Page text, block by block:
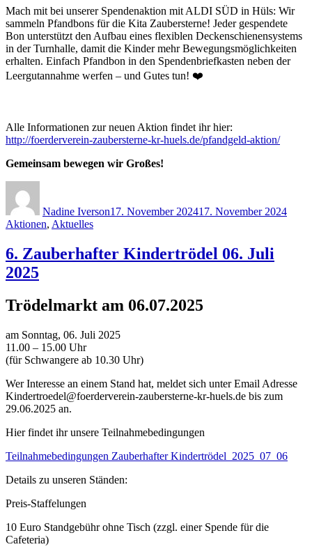
Mach mit bei unserer Spendenaktion mit ALDI SÜD in Hüls: Wir
sammeln Pfandbons für die Kita Zaubersterne! Jeder gespendete
Bon unterstützt den Aufbau eines flexiblen Deckenschienensystems
in der Turnhalle, damit die Kinder mehr Bewegungsmöglichkeiten
erhalten. Einfach Pfandbon in den Spendenbriefkasten neben der
Leergutannahme werfen – und Gutes tun! ❤️
Alle Informationen zur neuen Aktion findet ihr hier:
http://foerderverein-zaubersterne-kr-huels.de/pfandgeld-aktion/
Gemeinsam bewegen wir Großes!
Nadine Iverson17. November 202417. November 2024
Aktionen, Aktuelles
6. Zauberhafter Kindertrödel 06. Juli
2025
Trödelmarkt am 06.07.2025
am Sonntag, 06. Juli 2025
11.00 – 15.00 Uhr
(für Schwangere ab 10.30 Uhr)
Wer Interesse an einem Stand hat, meldet sich unter Email Adresse
Kindertroedel@foerderverein-zaubersterne-kr-huels.de bis zum
29.06.2025 an.
Hier findet ihr unsere Teilnahmebedingungen
Teilnahmebedingungen Zauberhafter Kindertrödel_2025_07_06
Details zu unseren Ständen:
Preis-Staffelungen
10 Euro Standgebühr ohne Tisch (zzgl. einer Spende für die
Cafeteria)